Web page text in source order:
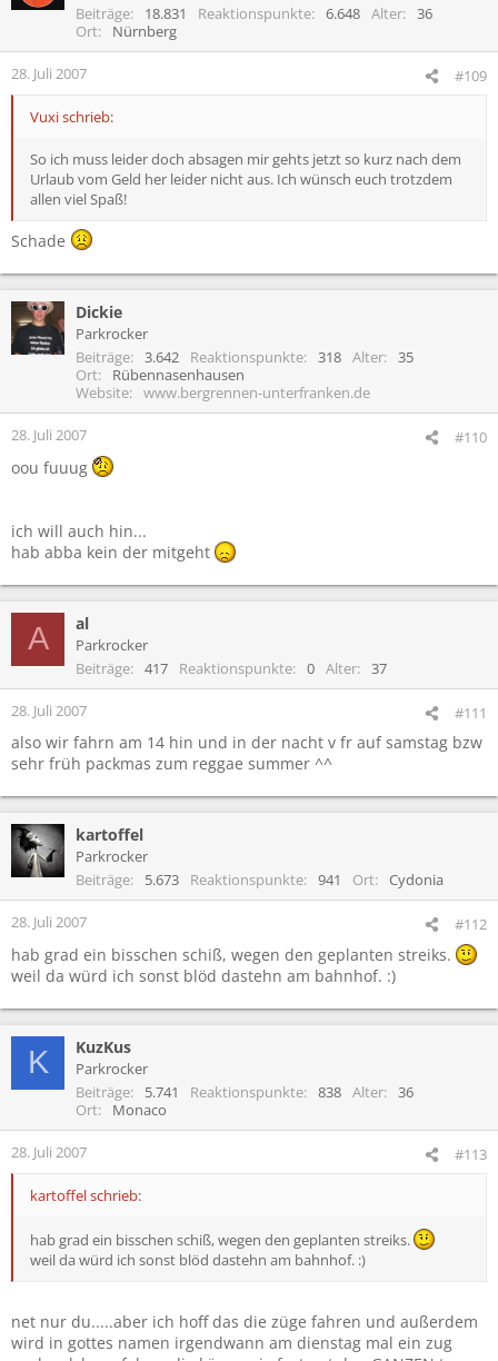
Beiträge 18.831 Reaktionspunkte 6.648 Alter
36
Ort
Nürnberg
28. Juli 2007 #109
Vuxi schrieb:
So ich muss leider doch absagen mir gehts jetzt so kurz nach dem
Urlaub vom Geld her leider nicht aus. Ich wünsch euch trotzdem
allen viel Spaß!
Schade
Dickie
Parkrocker
Beiträge
3.642 Reaktionspunkte 318 Alter
35
Ort
Rübennasenhausen
Website
www.bergrennen-unterfranken.de
28. Juli 2007 #110
oou fuuug
ich will auch hin...
hab abba kein der mitgeht
A al
Parkrocker
Beiträge
417 Reaktionspunkte 0 Alter 37
28. Juli 2007 #111
also wir fahrn am 14 hin und in der nacht v fr auf samstag bzw
sehr früh packmas zum reggae summer ^^
kartoffel
Parkrocker
Beiträge
5.673 Reaktionspunkte 941 Ort Cydonia
28. Juli 2007 #112
hab grad ein bisschen schiß, wegen den geplanten streiks.
weil da würd ich sonst blöd dastehn am bahnhof. :)
K KuzKus
Parkrocker
Beiträge
5.741 Reaktionspunkte 838 Alter
36
Ort
Monaco
28. Juli 2007 #113
kartoffel schrieb:
hab grad ein bisschen schiß, wegen den geplanten streiks.
weil da würd ich sonst blöd dastehn am bahnhof. :)
net nur du.....aber ich hoff das die züge fahren und außerdem
wird in gottes namen irgendwann am dienstag mal ein zug